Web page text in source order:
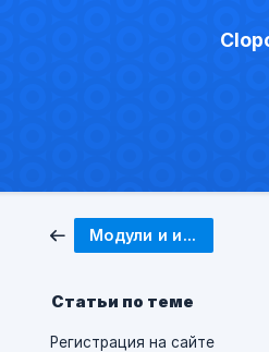
Модули и интеграции
Статьи по теме
Регистрация на сайте